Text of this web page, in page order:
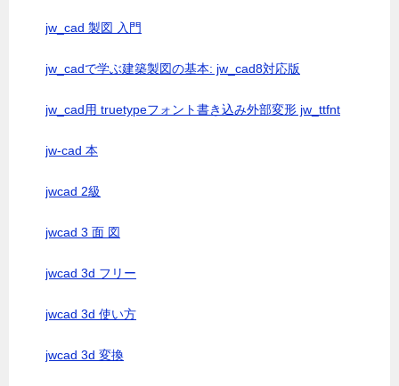
jw_cad 製図 入門
jw_cadで学ぶ建築製図の基本: jw_cad8対応版
jw_cad用 truetypeフォント書き込み外部変形 jw_ttfnt
jw-cad 本
jwcad 2級
jwcad 3 面 図
jwcad 3d フリー
jwcad 3d 使い方
jwcad 3d 変換